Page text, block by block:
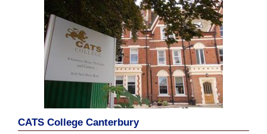
CATS College Canterbury